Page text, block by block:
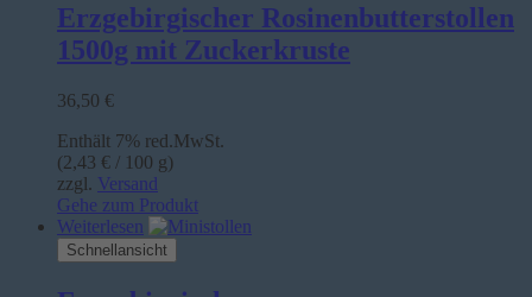
Erzgebirgischer Rosinenbutterstollen
1500g mit Zuckerkruste
36,50 €
Enthält 7% red.MwSt.
(2,43 € / 100 g)
zzgl. Versand
Gehe zum Produkt
Weiterlesen
Schnellansicht